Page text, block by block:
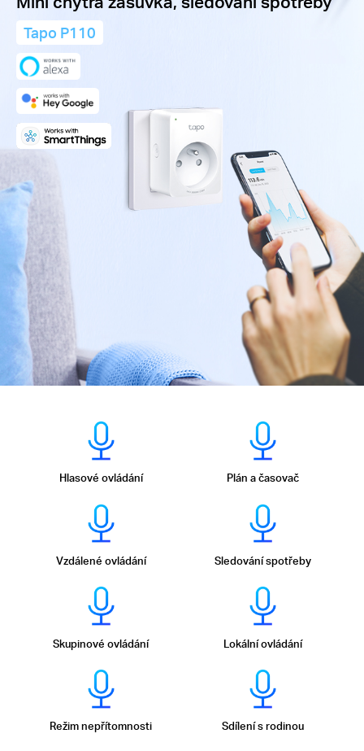
Tapo P110
Hlasové ovládání Plán a časovač
Vzdálené ovládání Sledování spotřeby
Skupinové ovládání Lokální ovládání
Režim nepřítomnosti Sdílení s rodinou